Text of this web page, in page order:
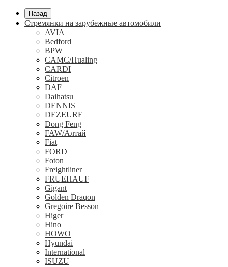
Назад
Стремянки на зарубежные автомобили
AVIA
Bedford
BPW
CAMC/Hualing
CARDI
Citroen
DAF
Daihatsu
DENNIS
DEZEURE
Dong Feng
FAW/Алтай
Fiat
FORD
Foton
Freightliner
FRUEHAUF
Gigant
Golden Draqon
Gregoire Besson
Higer
Hino
HOWO
Hyundai
International
ISUZU